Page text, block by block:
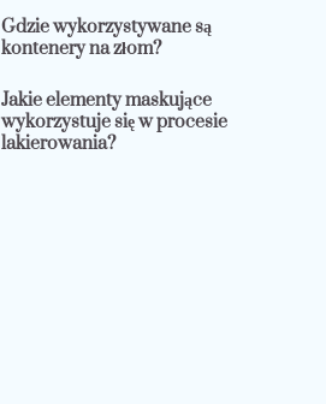
Gdzie wykorzystywane są
kontenery na złom?
Jakie elementy maskujące
wykorzystuje się w procesie
lakierowania?